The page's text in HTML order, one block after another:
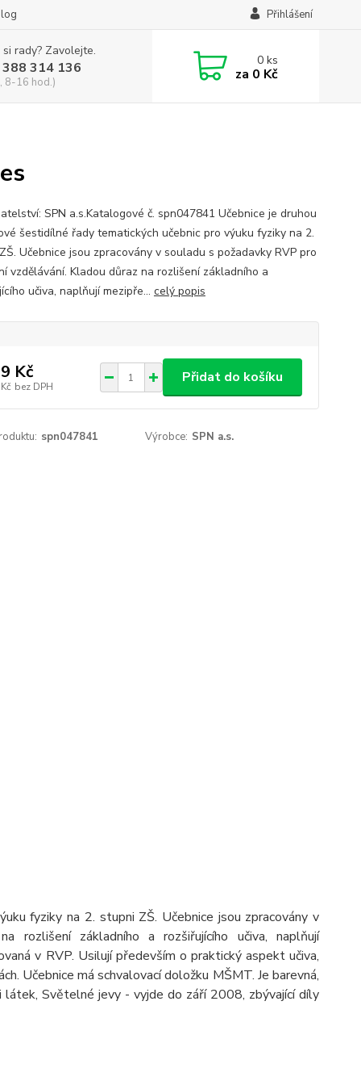
Přihlášení
rady? Zavolejte.
314 136
8-16 hod.)
0ks
za 0 Kč
SPN a.s.Katalogové č. spn047841 Učebnice je druhou
šestidílné řady tematických učebnic pro výuku fyziky na 2.
Učebnice jsou zpracovány v souladu s požadavky RVP pro
vzdělávání. Kladou důraz na rozlišení základního a
učiva, naplňují mezipře... celý popis
Kč
bez DPH
Přidat do košíku
spn047841 Výrobce: SPN a.s.
fyziky na 2. stupni ZŠ. Učebnice jsou zpracovány v
rozlišení základního a rozšiřujícího učiva, naplňují
v RVP. Usilují především o praktický aspekt učiva,
Učebnice má schvalovací doložku MŠMT. Je barevná,
Světelné jevy - vyjde do září 2008, zbývající díly